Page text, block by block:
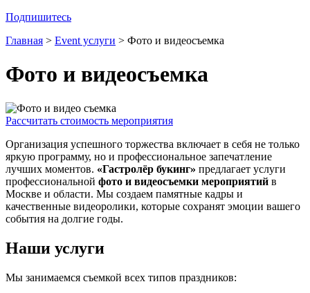
Подпишитесь
Главная > Event услуги > Фото и видеосъемка
Фото и видеосъемка
Рассчитать стоимость мероприятия
Организация успешного торжества включает в себя не только
яркую программу, но и профессиональное запечатление
лучших моментов. «Гастролёр букинг» предлагает услуги
профессиональной фото и видеосъемки мероприятий в
Москве и области. Мы создаем памятные кадры и
качественные видеоролики, которые сохранят эмоции вашего
события на долгие годы.
Наши услуги
Мы занимаемся съемкой всех типов праздников: